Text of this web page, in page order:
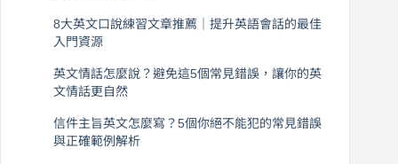
8大英文口說練習文章推薦｜提升英語會話的最佳
入門資源
英文情話怎麼說？避免這5個常見錯誤，讓你的英
文情話更自然
信件主旨英文怎麼寫？5個你絕不能犯的常見錯誤
與正確範例解析